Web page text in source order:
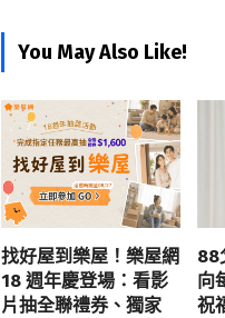
You May Also Like!
找好屋到樂屋！樂屋網
18 週年慶登場：看影
片抽全聯禮券、獨家
88
向
祝